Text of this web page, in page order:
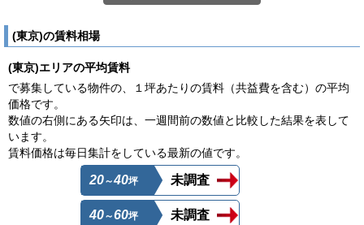
(東京)の賃料相場
(東京)エリアの平均賃料
で募集している物件の、１坪あたりの賃料（共益費を含む）の平均
価格です。
数値の右側にある矢印は、一週間前の数値と比較した結果を表して
います。
賃料価格は毎日集計をしている最新の値です。
20～40坪 未調査
40～60坪 未調査